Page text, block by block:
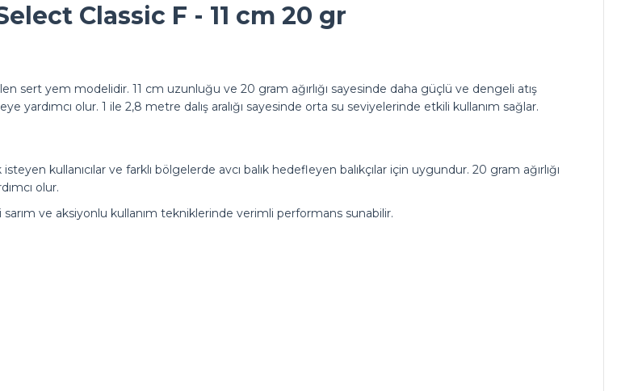
Classic F - 11 cm 20 gr
sert yem modelidir. 11 cm uzunluğu ve 20 gram ağırlığı sayesinde daha güçlü ve dengeli atış
yardımcı olur. 1 ile 2,8 metre dalış aralığı sayesinde orta su seviyelerinde etkili kullanım sağlar.
kullanıcılar ve farklı bölgelerde avcı balık hedefleyen balıkçılar için uygundur. 20 gram ağırlığı
olur.
ve aksiyonlu kullanım tekniklerinde verimli performans sunabilir.